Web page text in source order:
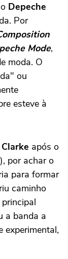
Depeche
Por
Mode,
moda. O
ou
esteve à
após o
por achar o
para formar
caminho
a banda a
experimental,